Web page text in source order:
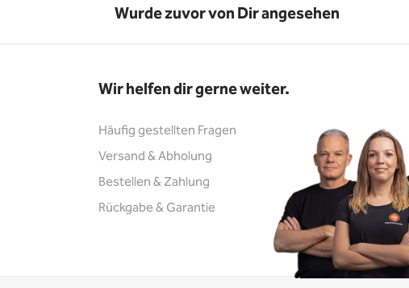
Wurde zuvor von Dir angesehen
Wir helfen dir gerne weiter.
Häufig gestellten Fragen
Versand & Abholung
Bestellen & Zahlung
Rückgabe & Garantie